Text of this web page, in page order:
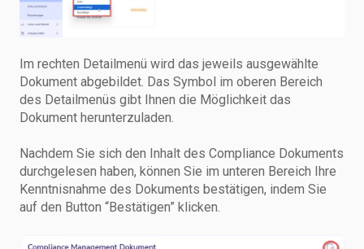
Im rechten Detailmenü wird das jeweils ausgewählte
Dokument abgebildet. Das Symbol im oberen Bereich
des Detailmenüs gibt Ihnen die Möglichkeit das
Dokument herunterzuladen.
Nachdem Sie sich den Inhalt des Compliance Dokuments
durchgelesen haben, können Sie im unteren Bereich Ihre
Kenntnisnahme des Dokuments bestätigen, indem Sie
auf den Button “Bestätigen” klicken.